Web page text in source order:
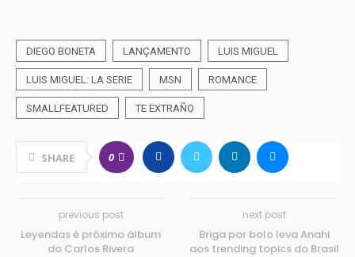
DIEGO BONETA LANÇAMENTO LUIS MIGUEL
LUIS MIGUEL: LA SERIE MSN ROMANCE
SMALLFEATURED TE EXTRAÑO
SHARE 0
previous post
Leyendas é próximo álbum
do Carlos Rivera
next post
Briga por bolo leva Anahi
aos trending topics do Brasil